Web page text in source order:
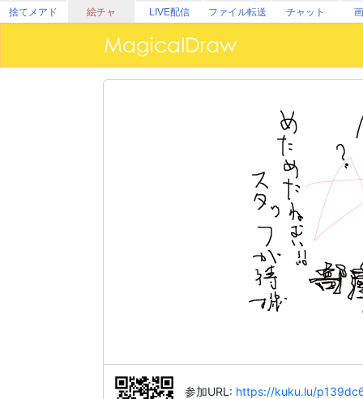
捨てメアド 絵チャ LIVE配信 ファイル転送 チャット
参加URL: https://kuku.lu/